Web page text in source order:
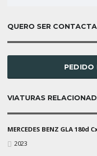
QUERO SER
VIATURAS
MERCEDES BENZ GLA 180d
2023